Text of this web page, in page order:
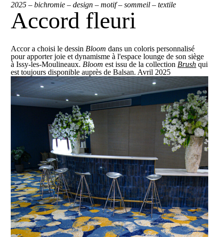
2025 –bichromie –design –motif–sommeil –textile
Accord fleuri
Accor a choisi le dessinBloom dans un coloris personnalisé
pour apporter joie et dynamisme à l'espace lounge de son siège
à Issy-les-Moulineaux.Bloom est issu de la collectionBrush qui
est toujours disponible auprès de Balsan. Avril 2025